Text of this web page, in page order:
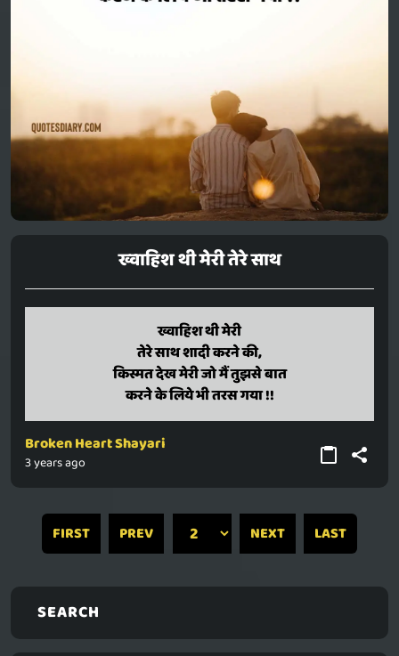
ख्वाहिश थी मेरी तेरे साथ
ख्वाहिश थी मेरी
तेरे साथ शादी करने की,
किस्मत देख मेरी जो मैं तुझसे बात
करने के लिये भी तरस गया !!
khvaahish thi meri
tere saath shaadi karane ki,
kismat dekh meri jo main tujhase baat
karane ke liye bhi taras gaya !!
Broken Heart Shayari
3 years ago
FIRST PREV NEXT LAST
SEARCH